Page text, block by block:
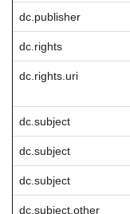
dc.publisher
dc.rights
dc.rights.uri
dc.subject
dc.subject
dc.subject
dc.subject.other